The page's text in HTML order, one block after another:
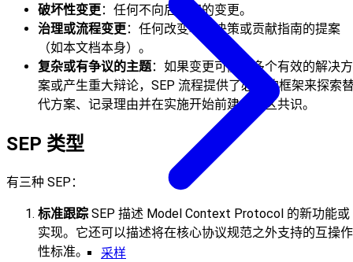
采样
破坏性变更 ：任何不向后兼容的变更。
治理或流程变更 ：任何改变项目决策或贡献指南的提案
（如本文档本身）。
复杂或有争议的主题：如果变更可能有多个有效的解决方
案或产生重大辩论，SEP 流程提供了必要的框架来探索
代方案、记录理由并在实施开始前建立社区共识。
SEP 类型
有三种 SEP：
标准跟踪 SEP 描述 Model Context Protocol 的新功能或
实现。它还可以描述将在核心协议规范之外支持的互操作
性标准。